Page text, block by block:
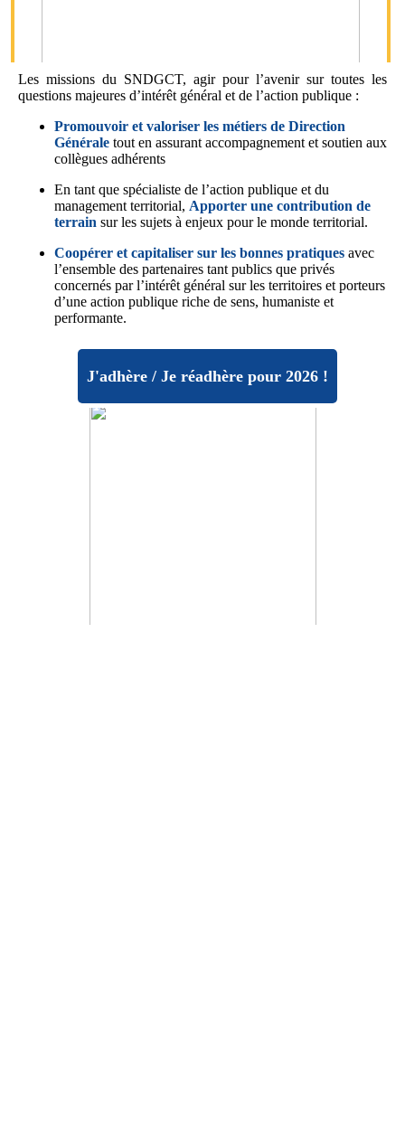
Les missions du SNDGCT, agir pour l’avenir sur toutes les
questions majeures d’intérêt général et de l’action publique :
Promouvoir et valoriser les métiers de Direction
Générale tout en assurant accompagnement et soutien aux
collègues adhérents
En tant que spécialiste de l’action publique et du
management territorial, Apporter une contribution de
terrain sur les sujets à enjeux pour le monde territorial.
Coopérer et capitaliser sur les bonnes pratiques avec
l’ensemble des partenaires tant publics que privés
concernés par l’intérêt général sur les territoires et porteurs
d’une action publique riche de sens, humaniste et
performante.
J'adhère / Je réadhère pour 2026 !